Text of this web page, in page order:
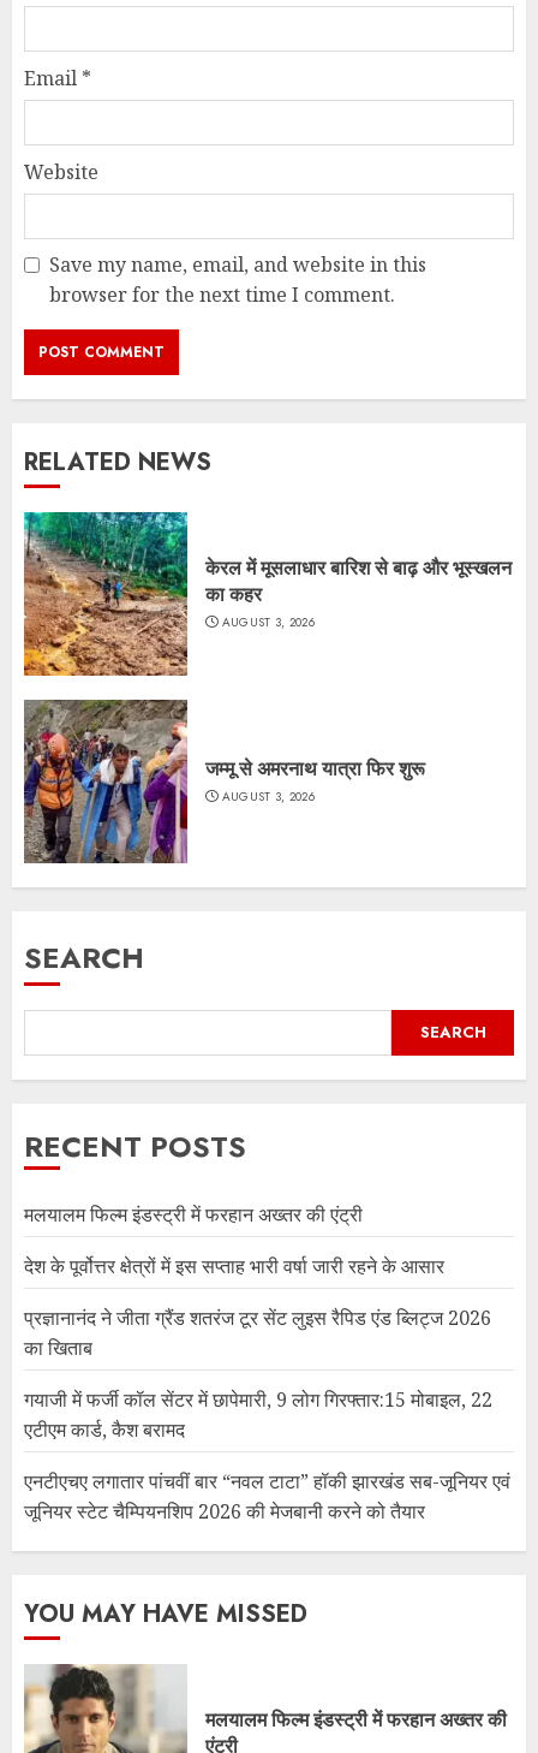
Email *
Website
Save my name, email, and website in this
browser for the next time I comment.
RELATED NEWS
केरल में मूसलाधार बारिश से बाढ़ और भूस्खलन
का कहर
AUGUST 3, 2026
जम्मू से अमरनाथ यात्रा फिर शुरू
AUGUST 3, 2026
SEARCH
SEARCH
RECENT POSTS
मलयालम फिल्म इंडस्ट्री में फरहान अख्तर की एंट्री
देश के पूर्वोत्तर क्षेत्रों में इस सप्ताह भारी वर्षा जारी रहने के आसार
प्रज्ञानानंद ने जीता ग्रैंड शतरंज टूर सेंट लुइस रैपिड एंड ब्लिट्ज 2026
का खिताब
गयाजी में फर्जी कॉल सेंटर में छापेमारी, 9 लोग गिरफ्तार:15 मोबाइल, 22
एटीएम कार्ड, कैश बरामद
एनटीएचए लगातार पांचवीं बार “नवल टाटा” हॉकी झारखंड सब-जूनियर एवं
जूनियर स्टेट चैम्पियनशिप 2026 की मेजबानी करने को तैयार
YOU MAY HAVE MISSED
मलयालम फिल्म इंडस्ट्री में फरहान अख्तर की
एंट्री